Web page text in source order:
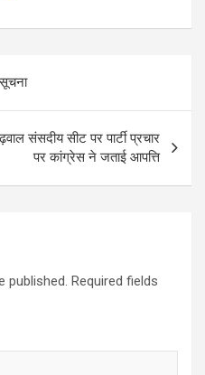
ar
संसदीय सीट पर पार्टी प्रचार
पर कांग्रेस ने जताई आपत्ति
published. Required fields